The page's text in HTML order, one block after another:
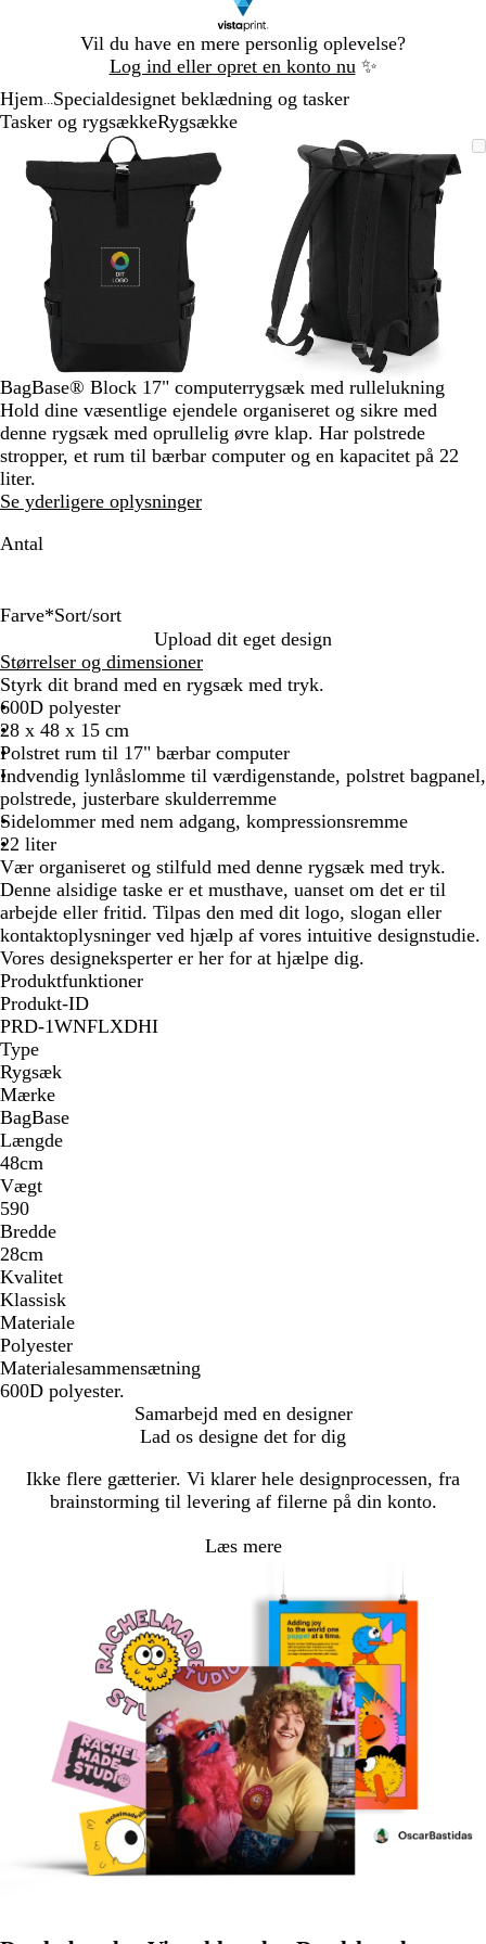
Vil du have en mere personlig oplevelse?
Log ind eller opret en konto nu ✨
1
Hjem Specialdesignet beklædning og tasker
Tasker og rygsækkeRygsække
Zoombart
billede
Zoomet
til
minimum
Klik
for
Brug
tasterne
til
at
piletasterne
til
at
panorere
Zoombart
billede
Zoomet
til
minimum
Klik
for
udvide
Brug
tasterne
plus
og
til
piletasterne
til
at
panorere
BagBase® Block 17" computerrygsæk med rullelukning
Hold dine væsentlige ejendele organiseret og sikre med
denne rygsæk med oprullelig øvre klap. Har polstrede
stropper, et rum til bærbar computer og en kapacitet på 22
liter.
Se yderligere oplysninger
Antal
Farve*Sort/sort
o
r
t
/
s
o
r
t
r
å
m
e
r
g
e
l
/
s
o
r
t
l
i
v
e
n
g
r
ø
n
/
s
o
r
t
Upload dit eget design
Størrelser og dimensioner
Styrk dit brand med en rygsæk med tryk.
600D polyester
28 x 48 x 15 cm
Polstret rum til 17" bærbar computer
Indvendig lynlåslomme til værdigenstande, polstret bagpanel,
polstrede, justerbare skulderremme
Sidelommer med nem adgang, kompressionsremme
22 liter
Vær organiseret og stilfuld med denne rygsæk med tryk.
Denne alsidige taske er et musthave, uanset om det er til
arbejde eller fritid. Tilpas den med dit logo, slogan eller
kontaktoplysninger ved hjælp af vores intuitive designstudie.
Vores designeksperter er her for at hjælpe dig.
Produktfunktioner
Produkt-ID
PRD-1WNFLXDHI
Type
Rygsæk
Mærke
BagBase
Længde
48cm
Vægt
590
Bredde
28cm
Kvalitet
Klassisk
Materiale
Polyester
Materialesammensætning
600D polyester.
Samarbejd med en designer
Lad os designe det for dig
Ikke flere gætterier. Vi klarer hele designprocessen, fra
brainstorming til levering af filerne på din konto.
Læs mere